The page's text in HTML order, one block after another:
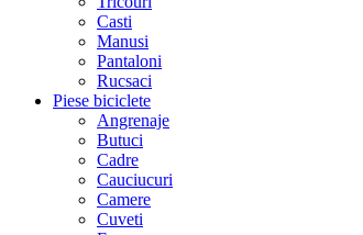
Casti
Manusi
Pantaloni
Rucsaci
Piese biciclete
Angrenaje
Butuci
Cadre
Cauciucuri
Camere
Cuveti